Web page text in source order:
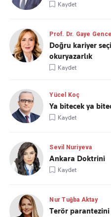
Kaydet
Prof. Dr. Gaye
Doğru kariyer
okuryazarlık
Kaydet
Yücel Koç
Ya bitecek ya
Kaydet
Sevil Nuriyeva
Ankara Doktrini
Kaydet
Nur Tuğba Aktay
Terör